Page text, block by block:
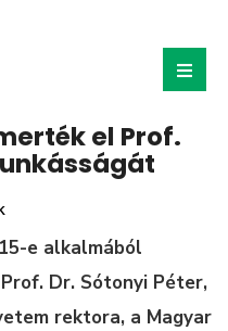
el Prof.
e alkalmából
Dr. Sótonyi Péter,
rektora, a Magyar